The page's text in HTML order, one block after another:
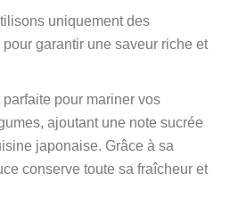
uniquement des
garantir une saveur riche et
pour mariner vos
ajoutant une note sucrée
japonaise. Grâce à sa
conserve toute sa fraîcheur et